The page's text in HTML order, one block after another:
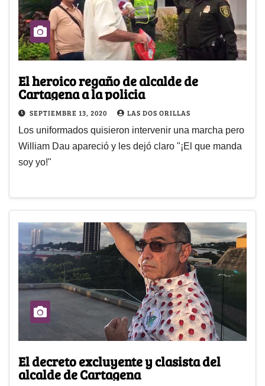
El heroico regaño de alcalde de
Cartagena a la policia
SEPTIEMBRE 13, 2020 LAS DOS ORILLAS
Los uniformados quisieron intervenir una marcha pero
William Dau apareció y les dejó claro "¡El que manda
soy yo!"
El decreto excluyente y clasista del
alcalde de Cartagena